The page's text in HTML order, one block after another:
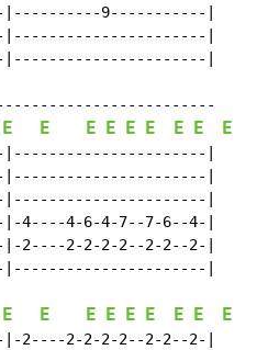
9-----------|
|
|
E E E E E E E E E
|
|
|
4-6-4-7--7-6--4-|
2----2-2-2-2--2-2--2-|
|----------------------|
E E E E E E E E E
2----2-2-2-2--2-2--2-|